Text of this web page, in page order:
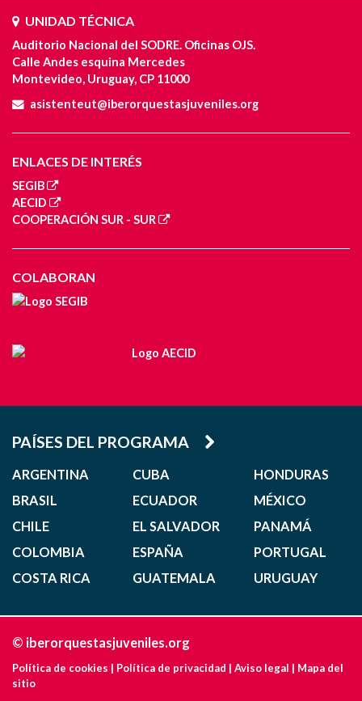
UNIDAD TÉCNICA
Auditorio Nacional del SODRE. Oficinas OJS.
Calle Andes esquina Mercedes
Montevideo, Uruguay, CP 11000
asistenteut@iberorquestasjuveniles.org
ENLACES DE INTERÉS
SEGIB
AECID
COOPERACIÓN SUR - SUR
COLABORAN
PAÍSES DEL PROGRAMA
ARGENTINA
BRASIL
CHILE
COLOMBIA
COSTA RICA
CUBA
ECUADOR
EL SALVADOR
ESPAÑA
GUATEMALA
HONDURAS
MÉXICO
PANAMÁ
PORTUGAL
URUGUAY
© iberorquestasjuveniles.org
Política de cookies | Política de privacidad | Aviso legal | Mapa del
sitio